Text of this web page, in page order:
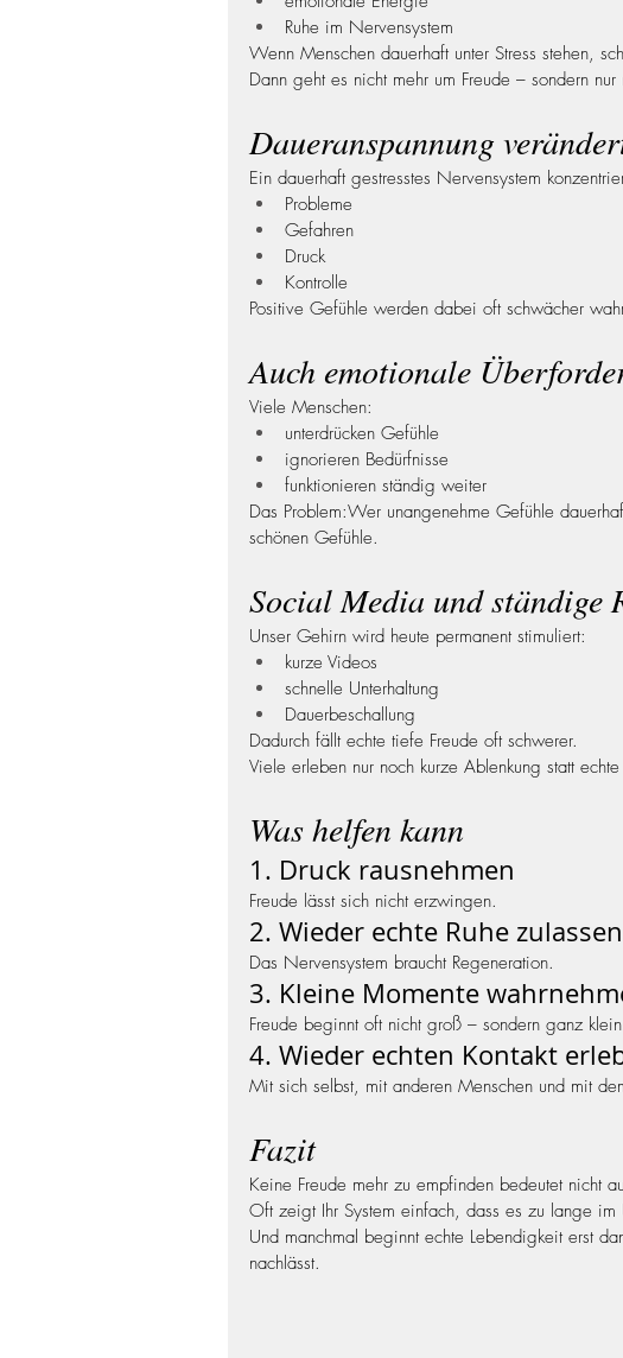
Ruhe im Nervensystem
Wenn Menschen dauerhaft unter Stress stehen,
Dann geht es nicht mehr um Freude – sondern nur
Daueranspannung
Ein dauerhaft gestresstes Nervensystem
Probleme
Gefahren
Druck
Kontrolle
Positive Gefühle werden dabei oft schwächer
Auch emotionale
Viele Menschen:
unterdrücken Gefühle
ignorieren Bedürfnisse
funktionieren ständig weiter
Das Problem:Wer unangenehme Gefühle
schönen Gefühle.
Social Media und ständige
Unser Gehirn wird heute permanent stimuliert:
kurze Videos
schnelle Unterhaltung
Dauerbeschallung
Dadurch fällt echte tiefe Freude oft schwerer.
Viele erleben nur noch kurze Ablenkung statt echte
Was helfen kann
1. Druck rausnehmen
Freude lässt sich nicht erzwingen.
2. Wieder echte Ruhe zulassen
Das Nervensystem braucht Regeneration.
3. Kleine Momente
Freude beginnt oft nicht groß – sondern ganz
4. Wieder echten Kontakt
Mit sich selbst, mit anderen Menschen und mit
Fazit
Keine Freude mehr zu empfinden bedeutet nicht
Oft zeigt Ihr System einfach, dass es zu lange im
Und manchmal beginnt echte Lebendigkeit erst
nachlässt.